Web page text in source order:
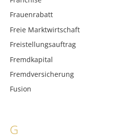
Frauenrabatt
Freie Marktwirtschaft
Freistellungsauftrag
Fremdkapital
Fremdversicherung
Fusion
G